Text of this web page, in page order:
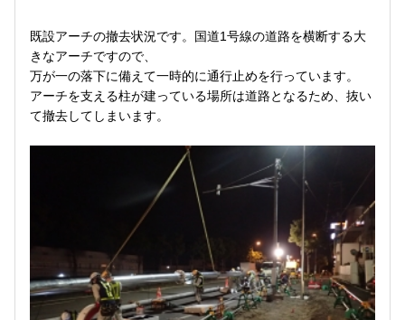
既設アーチの撤去状況です。国道1号線の道路を横断する大
きなアーチですので、
万が一の落下に備えて一時的に通行止めを行っています。
アーチを支える柱が建っている場所は道路となるため、抜い
て撤去してしまいます。